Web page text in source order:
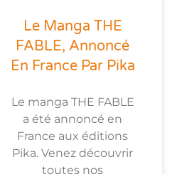
Le Manga THE
FABLE, Annoncé
En France Par Pika
Le manga THE FABLE
a été annoncé en
France aux éditions
Pika. Venez découvrir
toutes nos